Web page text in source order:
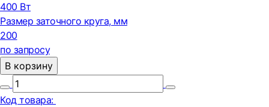
400 Вт
Размер заточного круга, мм
200
по запросу
В корзину
Код товара: